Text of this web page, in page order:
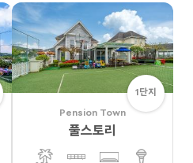
1단지
Pension Town
풀스토리